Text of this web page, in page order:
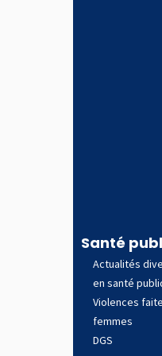
Santé
Actualités
en santé
Violences
femmes
DGS